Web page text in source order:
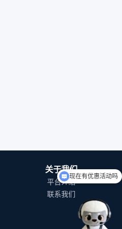
关于我们
平台介绍
联系我们
现在有优惠活动吗
如何入驻平台？